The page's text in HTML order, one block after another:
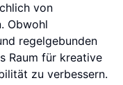
von
Obwohl
regelgebunden
Raum für kreative
zu verbessern.